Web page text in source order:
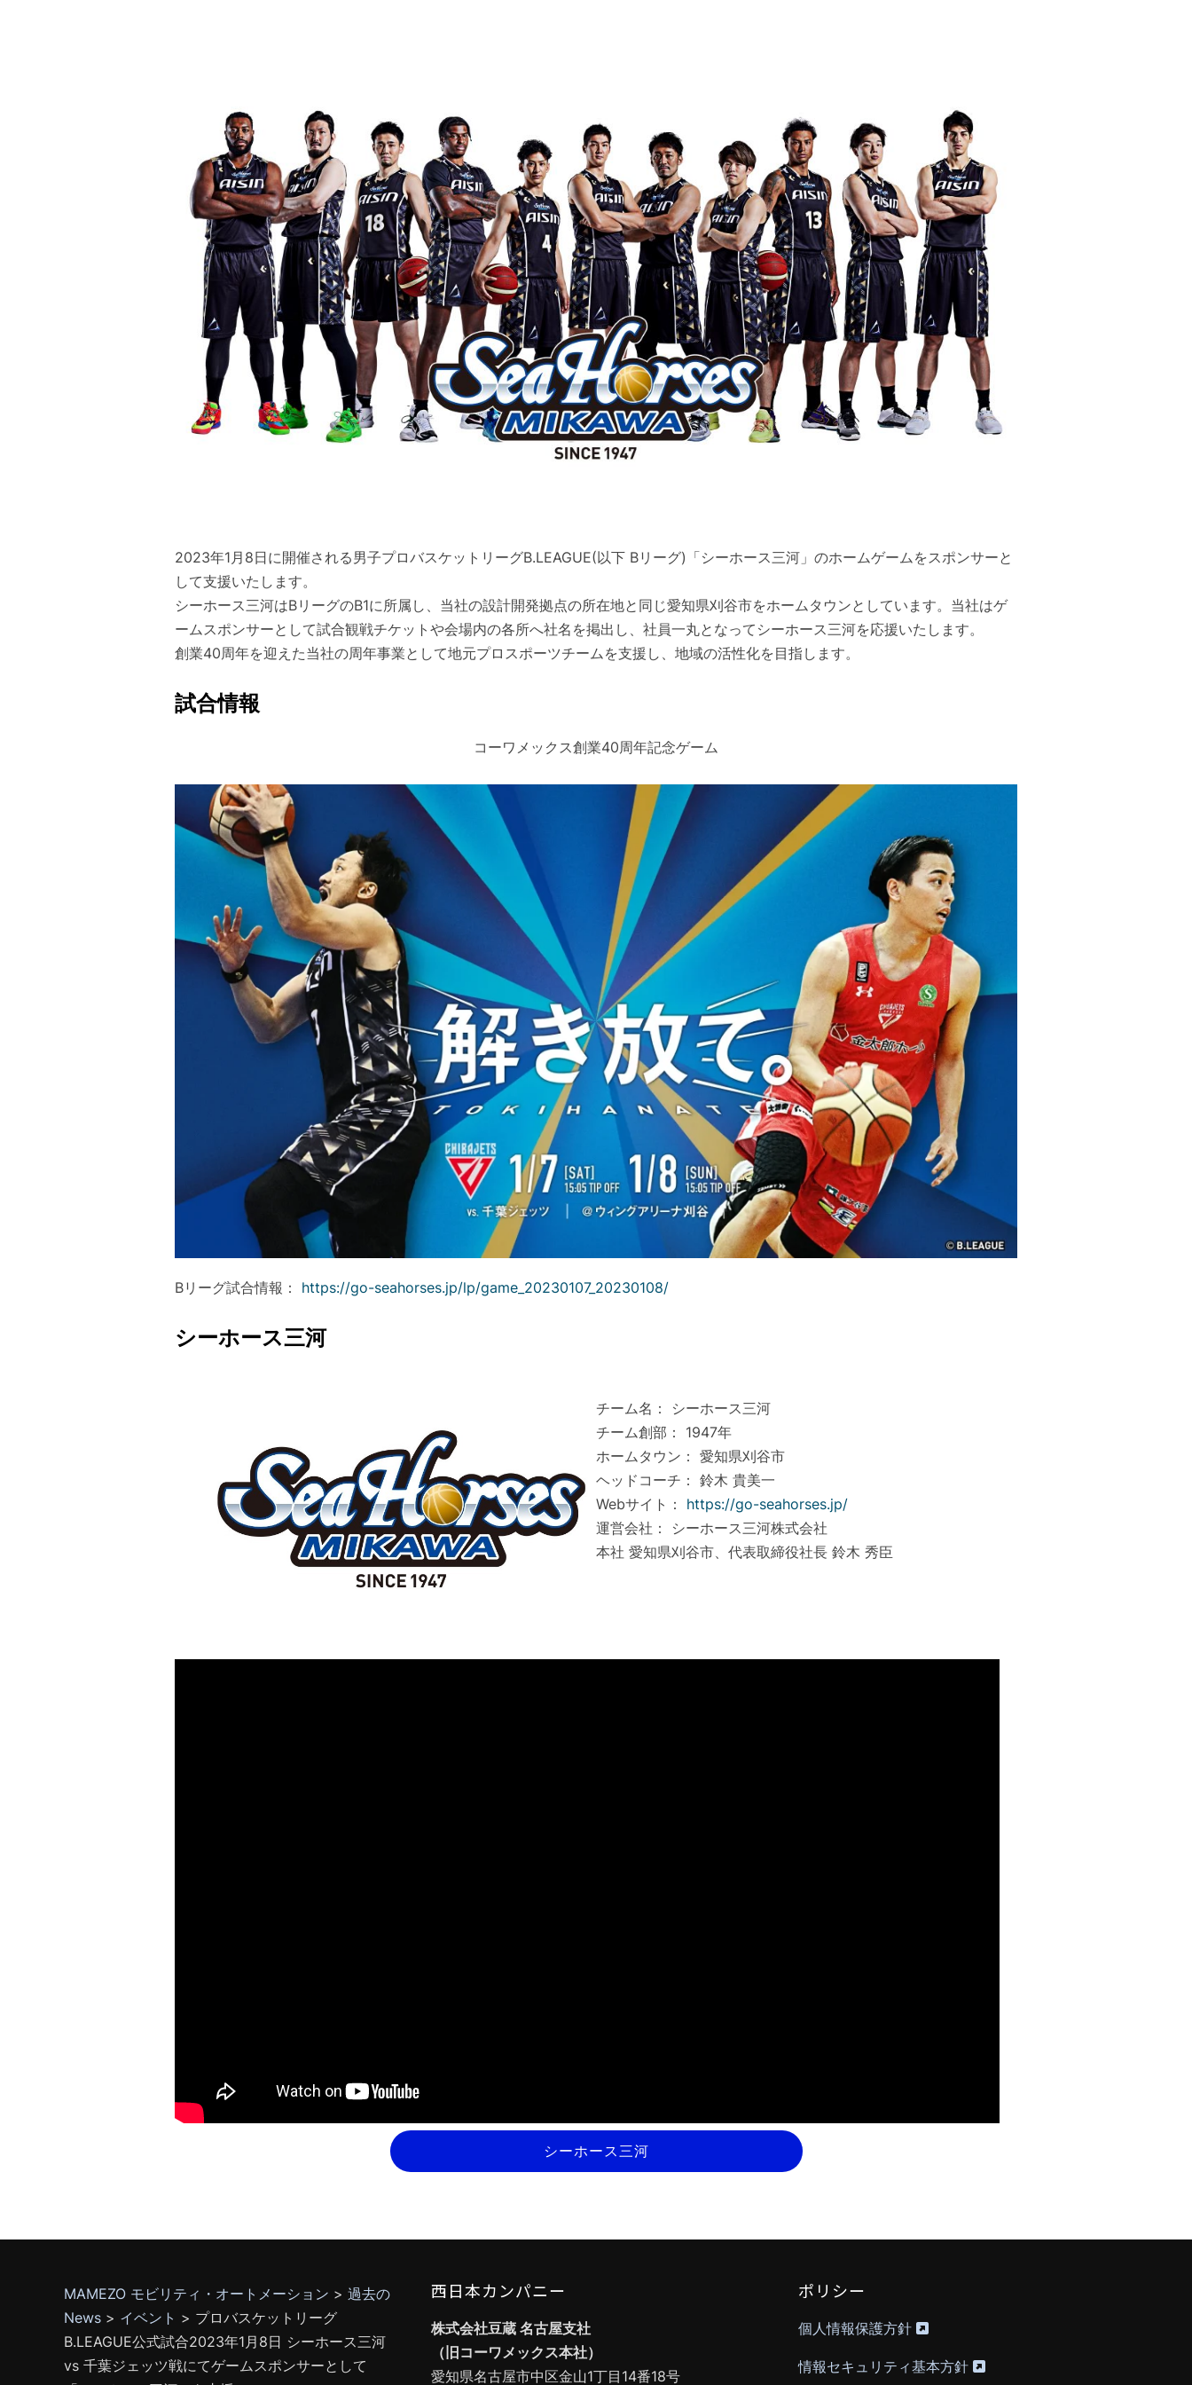
2023年1月8日に開催される男子プロバスケットリーグB.LEAGUE(以下 Bリーグ)「シーホース三河」のホームゲームをスポンサーと
して支援いたします。
シーホース三河はBリーグのB1に所属し、当社の設計開発拠点の所在地と同じ愛知県刈谷市をホームタウンとしています。当社はゲ
ームスポンサーとして試合観戦チケットや会場内の各所へ社名を掲出し、社員一丸となってシーホース三河を応援いたします。
創業40周年を迎えた当社の周年事業として地元プロスポーツチームを支援し、地域の活性化を目指します。
試合情報
コーワメックス創業40周年記念ゲーム
Bリーグ試合情報： https://go-seahorses.jp/lp/game_20230107_20230108/
シーホース三河
チーム名： シーホース三河
チーム創部： 1947年
ホームタウン： 愛知県刈谷市
ヘッドコーチ： 鈴木 貴美一
Webサイト： https://go-seahorses.jp/
運営会社： シーホース三河株式会社
本社 愛知県刈谷市、代表取締役社長 鈴木 秀臣
シーホース三河
MAMEZO モビリティ・オートメーション > 過去の
News > イベント > プロバスケットリーグ
B.LEAGUE公式試合2023年1月8日 シーホース三河
vs 千葉ジェッツ戦にてゲームスポンサーとして
西日本カンパニー
株式会社豆蔵 名古屋支社
（旧コーワメックス本社）
愛知県名古屋市中区金山1丁目14番18号
ポリシー
個人情報保護方針
情報セキュリティ基本方針